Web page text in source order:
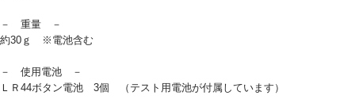
－ 重量 －
約30ｇ ※電池含む
－ 使用電池 －
ＬＲ44ボタン電池 3個 （テスト用電池が付属しています）